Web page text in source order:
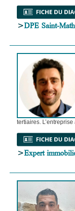
>DPE Saint-
tertiaires.
>Expert